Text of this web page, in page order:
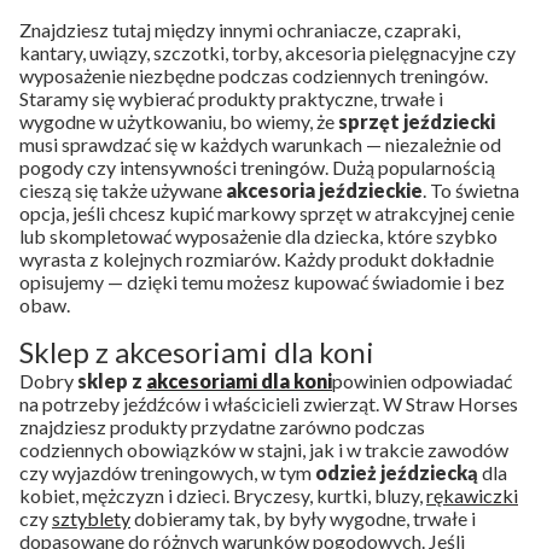
Znajdziesz tutaj między innymi ochraniacze, czapraki,
kantary, uwiązy, szczotki, torby, akcesoria pielęgnacyjne czy
wyposażenie niezbędne podczas codziennych treningów.
Staramy się wybierać produkty praktyczne, trwałe i
wygodne w użytkowaniu, bo wiemy, że sprzęt jeździecki
musi sprawdzać się w każdych warunkach — niezależnie od
pogody czy intensywności treningów. Dużą popularnością
cieszą się także używane akcesoria jeździeckie. To świetna
opcja, jeśli chcesz kupić markowy sprzęt w atrakcyjnej cenie
lub skompletować wyposażenie dla dziecka, które szybko
wyrasta z kolejnych rozmiarów. Każdy produkt dokładnie
opisujemy — dzięki temu możesz kupować świadomie i bez
obaw.
Sklep z akcesoriami dla koni
Dobry sklep z akcesoriami dla konipowinien odpowiadać
na potrzeby jeźdźców i właścicieli zwierząt. W Straw Horses
znajdziesz produkty przydatne zarówno podczas
codziennych obowiązków w stajni, jak i w trakcie zawodów
czy wyjazdów treningowych, w tym odzież jeździecką dla
kobiet, mężczyzn i dzieci. Bryczesy, kurtki, bluzy,rękawiczki
czysztybletydobieramy tak, by były wygodne, trwałe i
dopasowane do różnych warunków pogodowych. Jeśli